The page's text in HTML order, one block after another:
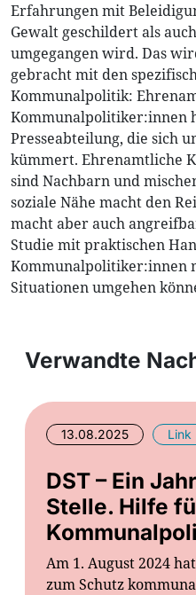
Erfahrungen mit
Gewalt geschildert als
umgegangen wird. Das
gebracht mit den
Kommunalpolitik:
Kommunalpolitiker:innen
Presseabteilung, die sich
kümmert. Ehrenamtliche
sind Nachbarn und
soziale Nähe macht den
macht aber auch
Studie mit praktischen
Kommunalpolitiker:innen
Situationen umgehen
Verwandte
13.08.2025 Link
DST – Ein
Stelle. Hilfe
Am 1. August 2024
zum Schutz